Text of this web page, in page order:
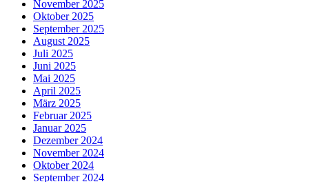
November 2025
Oktober 2025
September 2025
August 2025
Juli 2025
Juni 2025
Mai 2025
April 2025
März 2025
Februar 2025
Januar 2025
Dezember 2024
November 2024
Oktober 2024
September 2024